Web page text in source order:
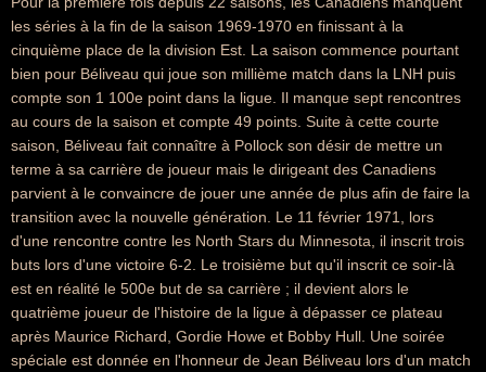
les séries à la fin de la saison 1969-1970 en finissant à la
cinquième place de la division Est. La saison commence pourtant
bien pour Béliveau qui joue son millième match dans la LNH puis
compte son 1 100e point dans la ligue. Il manque sept rencontres
au cours de la saison et compte 49 points. Suite à cette courte
saison, Béliveau fait connaître à Pollock son désir de mettre un
terme à sa carrière de joueur mais le dirigeant des Canadiens
parvient à le convaincre de jouer une année de plus afin de faire la
transition avec la nouvelle génération. Le 11 février 1971, lors
d'une rencontre contre les North Stars du Minnesota, il inscrit trois
buts lors d'une victoire 6-2. Le troisième but qu'il inscrit ce soir-là
est en réalité le 500e but de sa carrière ; il devient alors le
quatrième joueur de l'histoire de la ligue à dépasser ce plateau
après Maurice Richard, Gordie Howe et Bobby Hull. Une soirée
spéciale est donnée en l'honneur de Jean Béliveau lors d'un match